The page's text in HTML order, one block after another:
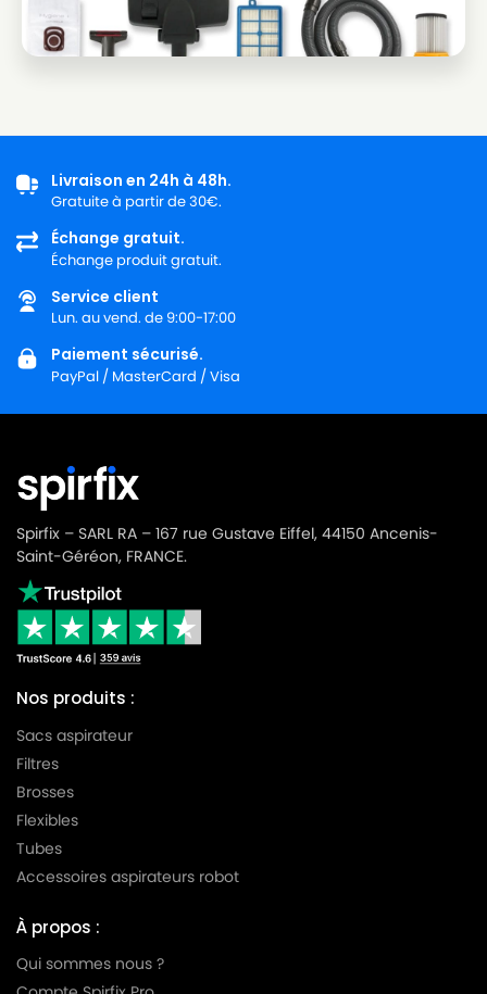
Livraison en 24h à 48h.
Gratuite à partir de 30€.
Échange gratuit.
Échange produit gratuit.
Service client
Lun. au vend. de 9:00-17:00
Paiement sécurisé.
PayPal / MasterCard / Visa
Spirfix – SARL RA – 167 rue Gustave Eiffel, 44150 Ancenis-
Saint-Géréon, FRANCE.
Nos produits :
Sacs aspirateur
Filtres
Brosses
Flexibles
Tubes
Accessoires aspirateurs robot
À propos :
Qui sommes nous ?